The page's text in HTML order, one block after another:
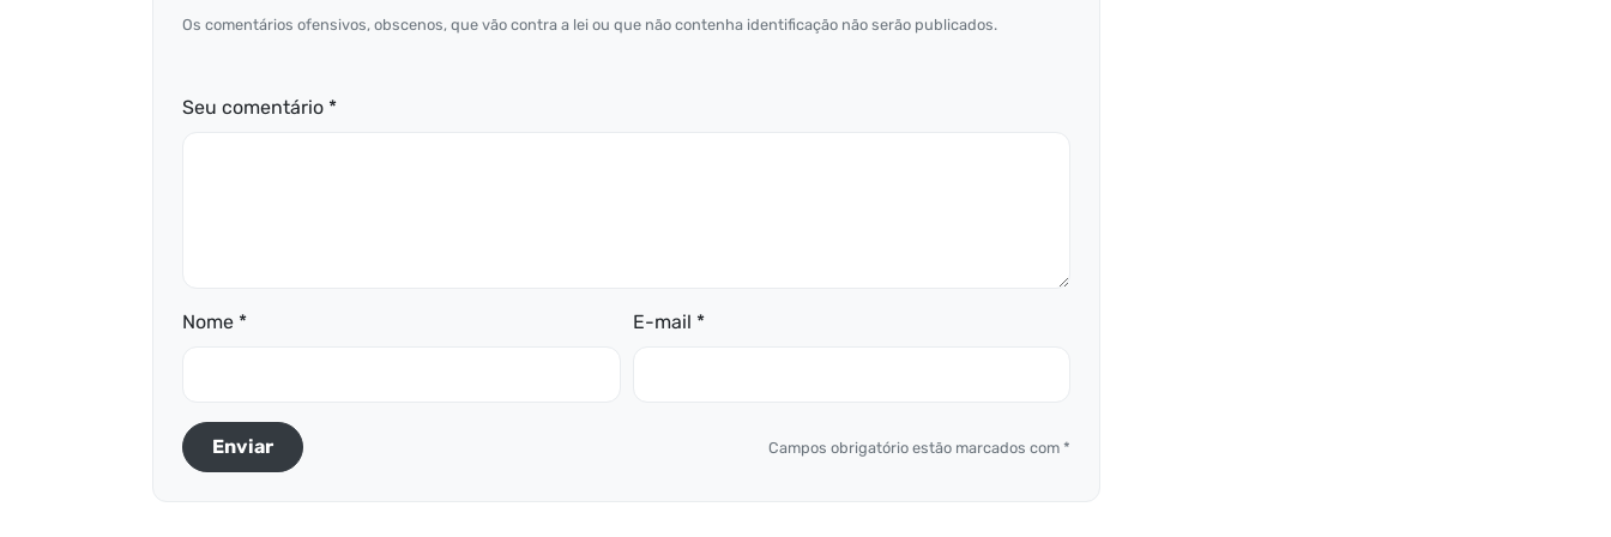
Os comentários ofensivos, obscenos, que vão contra a lei ou que não contenha identificação não serão publicados.
Seu comentário *
Nome * E-mail *
Enviar Campos obrigatório estão marcados com *